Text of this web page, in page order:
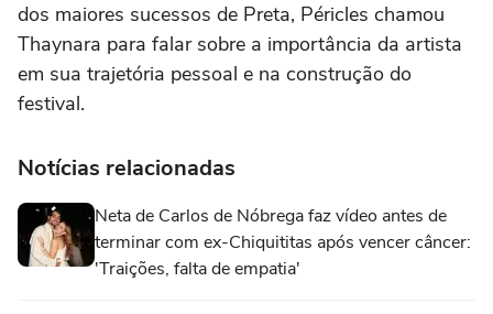
dos maiores sucessos de Preta, Péricles chamou
Thaynara para falar sobre a importância da artista
em sua trajetória pessoal e na construção do
festival.
Notícias relacionadas
Neta de Carlos de Nóbrega faz vídeo antes de
terminar com ex-Chiquititas após vencer câncer:
'Traições, falta de empatia'